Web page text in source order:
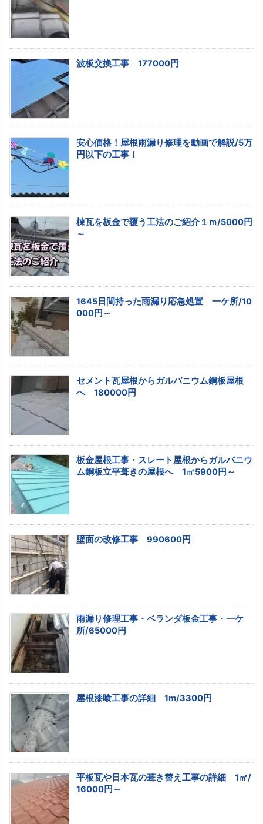
波板交換工事 177000円
安心価格！屋根雨漏り修理を動画で解説/5万
円以下の工事！
棟瓦を板金で覆う工法のご紹介１ｍ/5000円
～
1645日間持った雨漏り応急処置 一ケ所/10
000円～
セメント瓦屋根からガルバニウム鋼板屋根
へ 180000円
板金屋根工事・スレート屋根からガルバニウ
ム鋼板立平葺きの屋根へ 1㎡5900円～
壁面の改修工事 990600円
雨漏り修理工事・ベランダ板金工事・一ケ
所/65000円
屋根漆喰工事の詳細 1m/3300円
平板瓦や日本瓦の葺き替え工事の詳細 1㎡/
16000円～